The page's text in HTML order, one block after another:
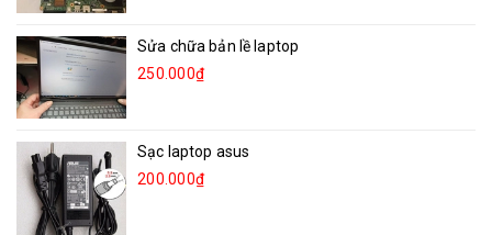
Sửa chữa bản lề laptop
250.000₫
Sạc laptop asus
200.000₫